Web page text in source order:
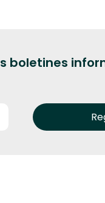
boletines